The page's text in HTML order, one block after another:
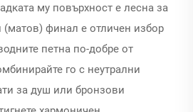
му повърхност е лесна за
(матов) финал е отличен избор
петна по-добре от
го с неутрални
за душ или бронзови